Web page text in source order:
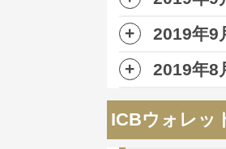
ＩＣＢウォレット
良いんじゃないか
2019年10月1
れました。
9月19日ICBウ
ただ、その一
2019年9
9月13日、
しかしながら
2019年8
8月29日ICBウ
という情
ICBウォレッ